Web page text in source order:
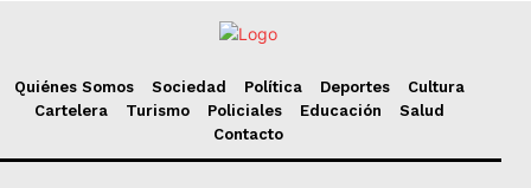
Quiénes Somos Sociedad Política Deportes
Cultura
Cartelera
Turismo Policiales Educación
Salud
Contacto